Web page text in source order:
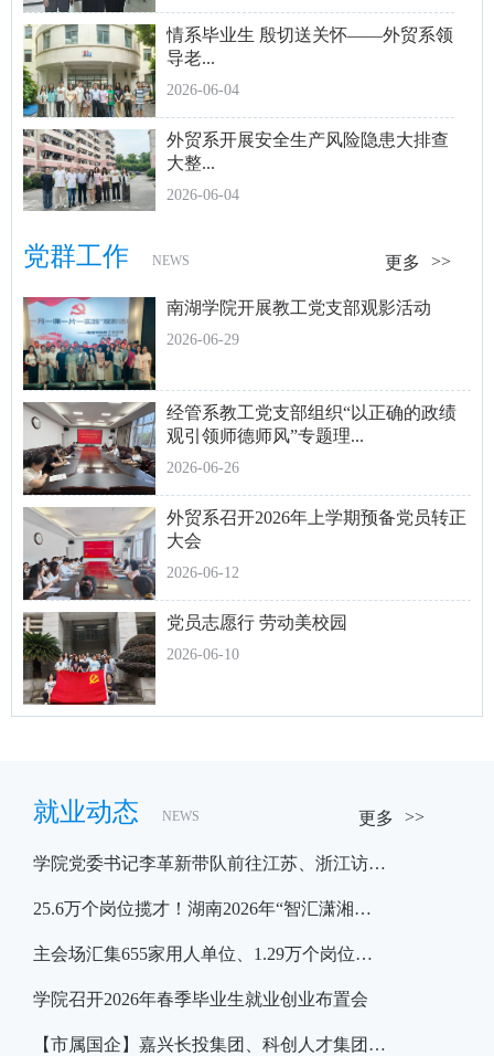
情系毕业生 殷切送关怀——外贸系领
导老...
2026-06-04
外贸系开展安全生产风险隐患大排查
大整...
2026-06-04
党群工作 NEWS 更多
南湖学院开展教工党支部观影活动
2026-06-29
经管系教工党支部组织“以正确的政绩
观引领师德师风”专题理...
2026-06-26
外贸系召开2026年上学期预备党员转正
大会
2026-06-12
党员志愿行 劳动美校园
2026-06-10
就业动态 NEWS 更多
学院党委书记李革新带队前往江苏、浙江访…
25.6万个岗位揽才！湖南2026年“智汇潇湘…
主会场汇集655家用人单位、1.29万个岗位…
学院召开2026年春季毕业生就业创业布置会
【市属国企】嘉兴长投集团、科创人才集团…